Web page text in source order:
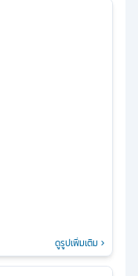
ดูรูปเพิ่มเติม